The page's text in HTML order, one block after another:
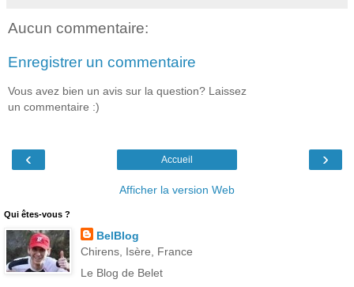
Aucun commentaire:
Enregistrer un commentaire
Vous avez bien un avis sur la question? Laissez
un commentaire :)
‹ ›
Accueil
Afficher la version Web
Qui êtes-vous ?
BelBlog
Chirens, Isère, France
Le Blog de Belet